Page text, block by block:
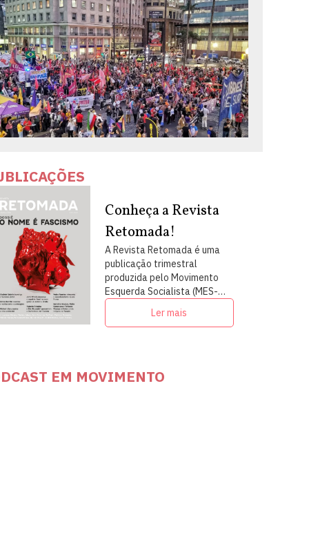
Conheça a Revista
Retomada!
A Revista Retomada é uma
publicação trimestral
produzida pelo Movimento
Esquerda Socialista (MES-
PSOL) em articulação com
intelectuais, militantes e
Ler mais
EM MOVIMENTO